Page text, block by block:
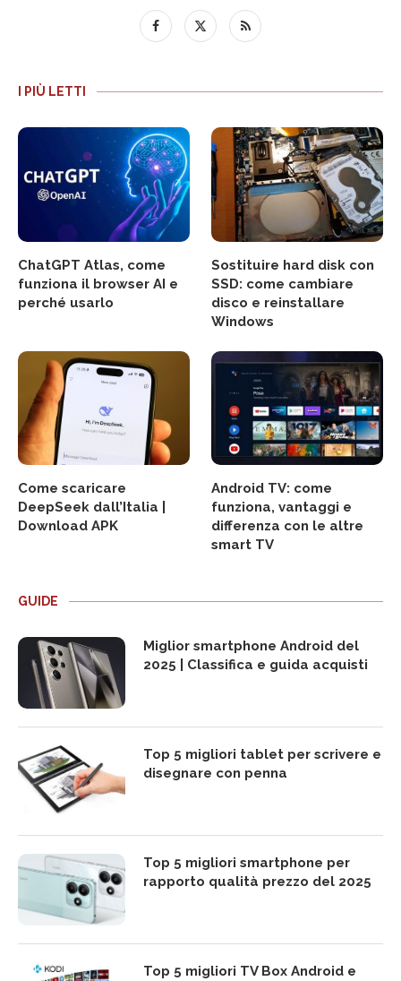
I PIÙ LETTI
ChatGPT Atlas, come
funziona il browser AI e
perché usarlo
Sostituire hard disk con
SSD: come cambiare
disco e reinstallare
Windows
Come scaricare
DeepSeek dall’Italia |
Download APK
Android TV: come
funziona, vantaggi e
differenza con le altre
smart TV
GUIDE
Miglior smartphone Android del
2025 | Classifica e guida acquisti
Top 5 migliori tablet per scrivere e
disegnare con penna
Top 5 migliori smartphone per
rapporto qualità prezzo del 2025
Top 5 migliori TV Box Android e